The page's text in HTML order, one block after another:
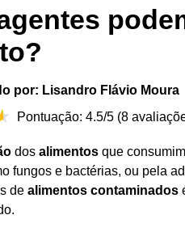
por: Lisandro Flávio Moura
Pontuação: 4.5/5 (8
dos alimentos que
fungos e bactérias, ou pela
de alimentos contaminados